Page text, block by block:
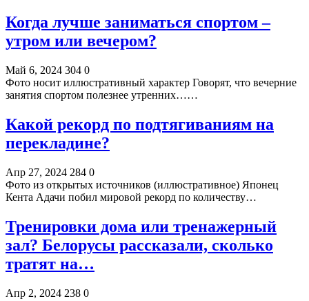
Когда лучше заниматься спортом –
утром или вечером?
Май 6, 2024 304 0
Фото носит иллюстративный характер Говорят, что вечерние
занятия спортом полезнее утренних……
Какой рекорд по подтягиваниям на
перекладине?
Апр 27, 2024 284 0
Фото из открытых источников (иллюстративное) Японец
Кента Адачи побил мировой рекорд по количеству…
Тренировки дома или тренажерный
зал? Белорусы рассказали, сколько
тратят на…
Апр 2, 2024 238 0